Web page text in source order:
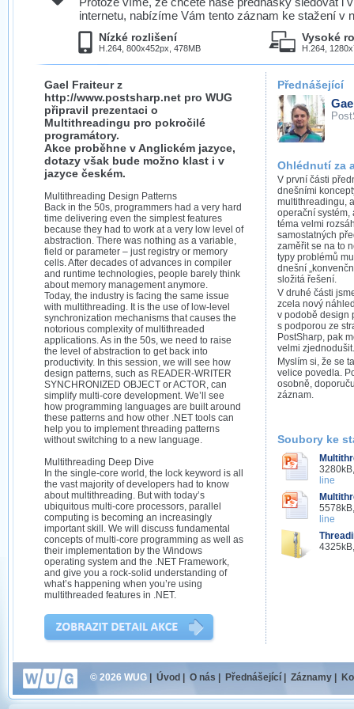
internetu, nabízíme Vám tento záznam ke stažení v
Nízké rozlišení
H.264, 800x452px, 478MB
Vysoké
H.264,
Gael Fraiteur z
http://www.postsharp.net pro WUG
připravil prezentaci o
Multithreadingu pro pokročilé
programátory.
Akce proběhne v Anglickém jazyce,
dotazy však bude možno klast i v
jazyce českém.
Multithreading Design Patterns
Back in the 50s, programmers had a very hard
time delivering even the simplest features
because they had to work at a very low level of
abstraction. There was nothing as a variable,
field or parameter – just registry or memory
cells. After decades of advances in compiler
and runtime technologies, people barely think
about memory management anymore.
Today, the industry is facing the same issue
with multithreading. It is the use of low-level
synchronization mechanisms that causes the
notorious complexity of multithreaded
applications. As in the 50s, we need to raise
the level of abstraction to get back into
productivity. In this session, we will see how
design patterns, such as READER-WRITER
SYNCHRONIZED OBJECT or ACTOR, can
simplify multi-core development. We’ll see
how programming languages are built around
these patterns and how other .NET tools can
help you to implement threading patterns
without switching to a new language.
Multithreading Deep Dive
In the single-core world, the lock keyword is all
the vast majority of developers had to know
about multithreading. But with today’s
ubiquitous multi-core processors, parallel
computing is becoming an increasingly
important skill. We will discuss fundamental
concepts of multi-core programming as well as
their implementation by the Windows
operating system and the .NET Framework,
and give you a rock-solid understanding of
what’s happening when you’re using
multithreaded features in .NET.
Přednášející
Ohlédnutí za
V první části
dnešními
multithreadingu,
operační systém,
téma velmi
samostatných
zaměřit se na to
typy problémů
dnešní
složitá řešení.
V druhé části
zcela nový
v podobě design
s podporou ze
PostSharp, pak
velmi zjednodušit.
Myslím si, že se
velice povedla.
osobně,
záznam.
Soubory ke
line
line
© 2026 WUG Úvod O nás Přednášející Záznamy